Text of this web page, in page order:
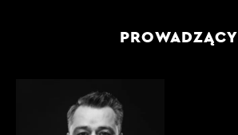
PROWADZĄCY